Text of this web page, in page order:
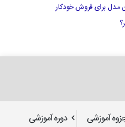
مدل برای فروش خودکار
آموزشی
دوره آموزشی